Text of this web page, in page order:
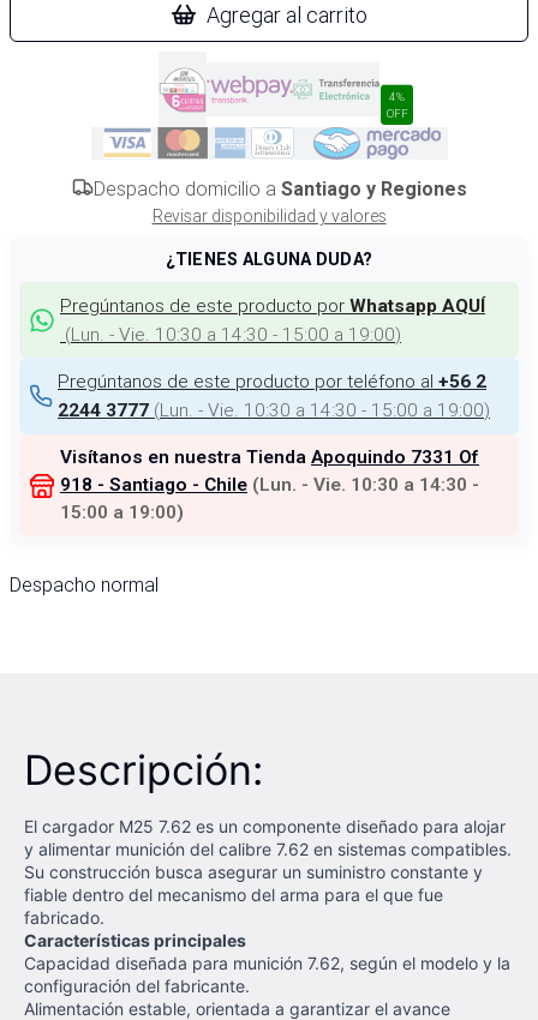
Agregar al carrito
4%
OFF
Despacho domicilio a Santiago y Regiones
Revisar disponibilidad y valores
¿TIENES ALGUNA DUDA?
Pregúntanos de este producto por Whatsapp AQUÍ
(Lun. - Vie. 10:30 a 14:30 - 15:00 a 19:00)
Pregúntanos de este producto por teléfono al +56 2
2244 3777 (Lun. - Vie. 10:30 a 14:30 - 15:00 a 19:00)
Visítanos en nuestra Tienda Apoquindo 7331 Of
918 - Santiago - Chile (Lun. - Vie. 10:30 a 14:30 -
15:00 a 19:00)
Despacho normal
Descripción:
El cargador M25 7.62 es un componente diseñado para alojar
y alimentar munición del calibre 7.62 en sistemas compatibles.
Su construcción busca asegurar un suministro constante y
fiable dentro del mecanismo del arma para el que fue
fabricado.
Características principales
Capacidad diseñada para munición 7.62, según el modelo y la
configuración del fabricante.
Alimentación estable, orientada a garantizar el avance